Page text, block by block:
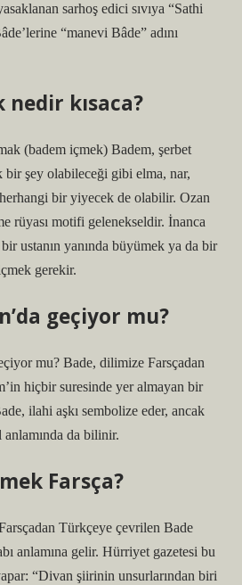
sarhoş edici sıvıya “Sathi
“manevi Bâde” adını
nedir kısaca?
(badem içmek) Badem, şerbet
şey olabileceği gibi elma, nar,
bir yiyecek de olabilir. Ozan
rüyası motifi gelenekseldir. İnanca
ustanın yanında büyümek ya da bir
gerekir.
geçiyor mu?
mu? Bade, dilimize Farsçadan
hiçbir suresinde yer almayan bir
ilahi aşkı sembolize eder, ancak
da bilinir.
Farsça?
Türkçeye çevrilen Bade
anlamına gelir. Hürriyet gazetesi bu
“Divan şiirinin unsurlarından biri